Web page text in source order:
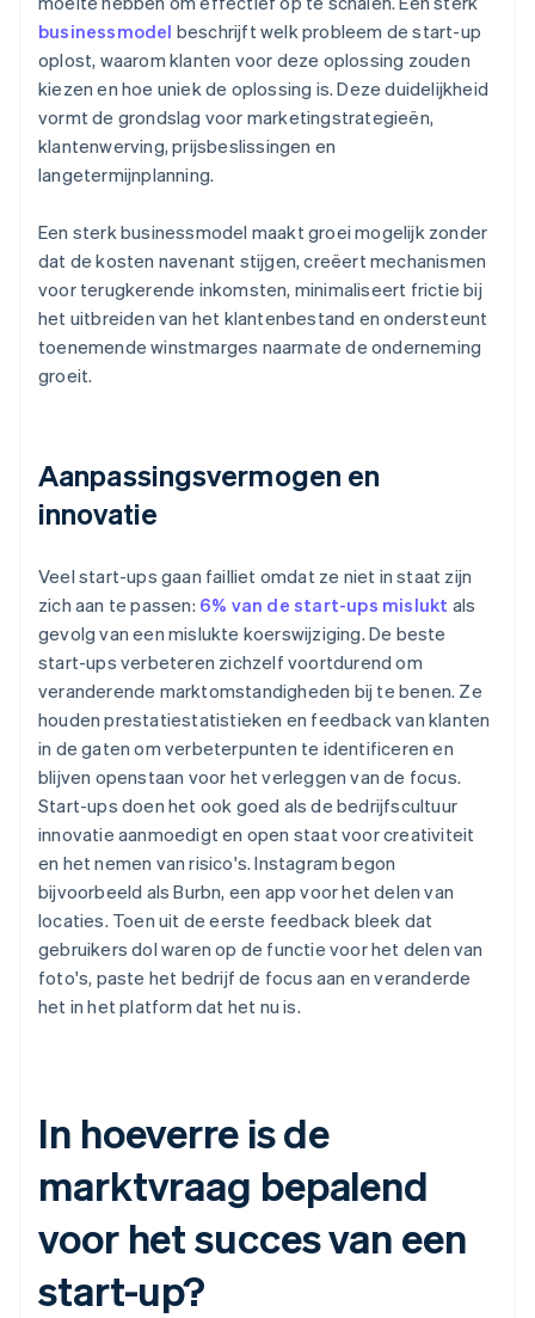
businessmodel beschrijft welk probleem de start-up
oplost, waarom klanten voor deze oplossing zouden
kiezen en hoe uniek de oplossing is. Deze duidelijkheid
vormt de grondslag voor marketingstrategieën,
klantenwerving, prijsbeslissingen en
langetermijnplanning.
Een sterk businessmodel maakt groei mogelijk zonder
dat de kosten navenant stijgen, creëert mechanismen
voor terugkerende inkomsten, minimaliseert frictie bij
het uitbreiden van het klantenbestand en ondersteunt
toenemende winstmarges naarmate de onderneming
groeit.
Aanpassingsvermogen en
innovatie
Veel start-ups gaan failliet omdat ze niet in staat zijn
zich aan te passen: 6% van de start-ups mislukt als
gevolg van een mislukte koerswijziging. De beste
start-ups verbeteren zichzelf voortdurend om
veranderende marktomstandigheden bij te benen. Ze
houden prestatiestatistieken en feedback van klanten
in de gaten om verbeterpunten te identificeren en
blijven openstaan voor het verleggen van de focus.
Start-ups doen het ook goed als de bedrijfscultuur
innovatie aanmoedigt en open staat voor creativiteit
en het nemen van risico's. Instagram begon
bijvoorbeeld als Burbn, een app voor het delen van
locaties. Toen uit de eerste feedback bleek dat
gebruikers dol waren op de functie voor het delen van
foto's, paste het bedrijf de focus aan en veranderde
het in het platform dat het nu is.
In hoeverre is de
marktvraag bepalend
voor het succes van een
start-up?